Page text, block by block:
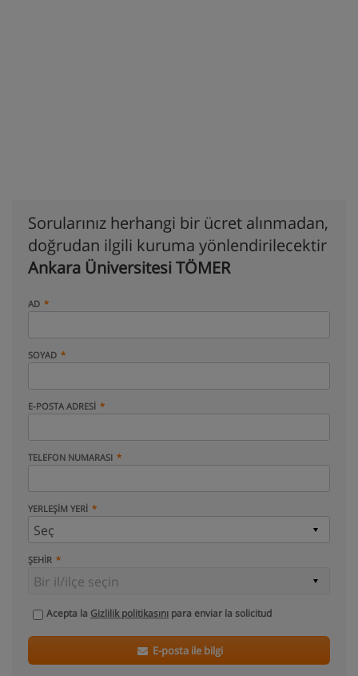
Sorularınız herhangi bir ücret alınmadan,
doğrudan ilgili kuruma yönlendirilecektir
Ankara Üniversitesi TÖMER
AD
SOYAD
E-POSTA ADRESI
TELEFON NUMARASI
YERLEŞIM YERI
ŞEHIR
Acepta la Gizlilik politikasını para enviar la solicitud
E-posta ile bilgi